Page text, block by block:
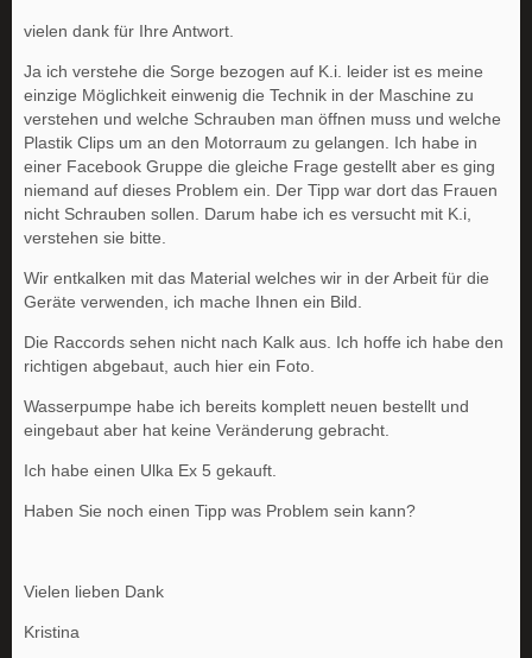
vielen dank für Ihre Antwort.
Ja ich verstehe die Sorge bezogen auf K.i. leider ist es meine
einzige Möglichkeit einwenig die Technik in der Maschine zu
verstehen und welche Schrauben man öffnen muss und welche
Plastik Clips um an den Motorraum zu gelangen. Ich habe in
einer Facebook Gruppe die gleiche Frage gestellt aber es ging
niemand auf dieses Problem ein. Der Tipp war dort das Frauen
nicht Schrauben sollen. Darum habe ich es versucht mit K.i,
verstehen sie bitte.
Wir entkalken mit das Material welches wir in der Arbeit für die
Geräte verwenden, ich mache Ihnen ein Bild.
Die Raccords sehen nicht nach Kalk aus. Ich hoffe ich habe den
richtigen abgebaut, auch hier ein Foto.
Wasserpumpe habe ich bereits komplett neuen bestellt und
eingebaut aber hat keine Veränderung gebracht.
Ich habe einen Ulka Ex 5 gekauft.
Haben Sie noch einen Tipp was Problem sein kann?
Vielen lieben Dank
Kristina